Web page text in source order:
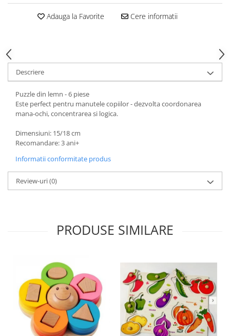
Adauga la Favorite Cere informatii
Descriere
Puzzle din lemn - 6 piese
Este perfect pentru manutele copiilor - dezvolta coordonarea
mana-ochi, concentrarea si logica.
Dimensiuni: 15/18 cm
Recomandare: 3 ani+
Informatii conformitate produs
Review-uri(0)
PRODUSE SIMILARE